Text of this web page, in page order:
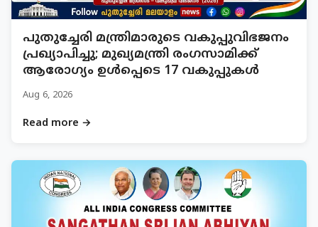
പുതുച്ചേരി മന്ത്രിമാരുടെ വകുപ്പുവിഭജനം
പ്രഖ്യാപിച്ചു; മുഖ്യമന്ത്രി രംഗസാമിക്ക്
ആരോഗ്യം ഉൾപ്പെടെ 17 വകുപ്പുകൾ
Aug 6, 2026
Read more →